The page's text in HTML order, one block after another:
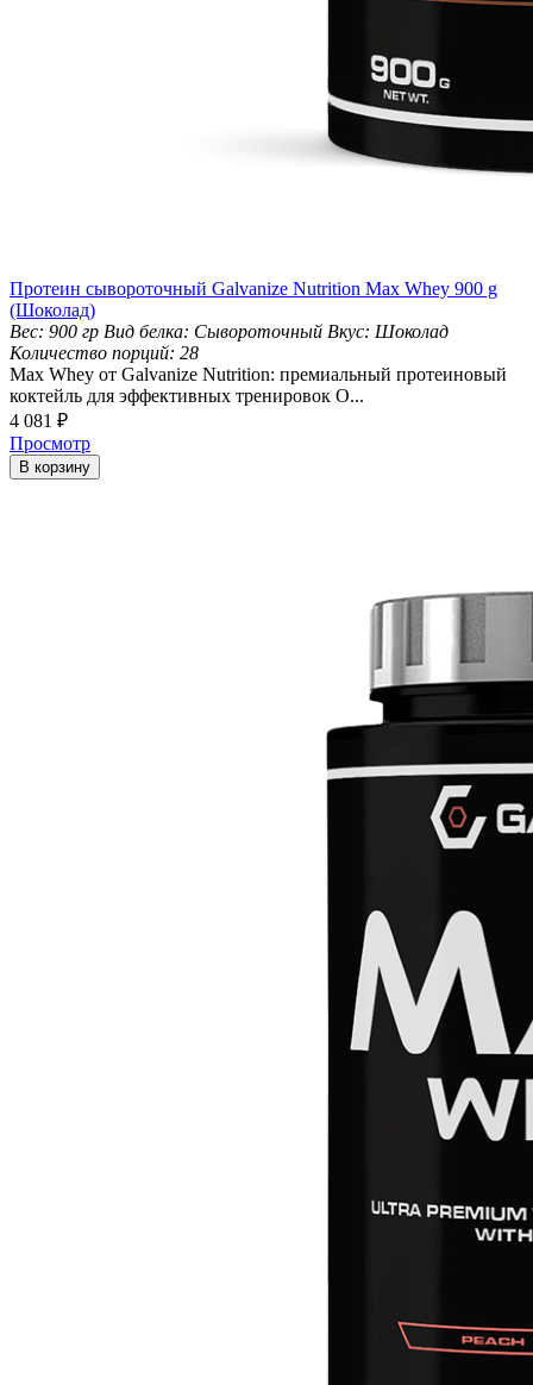
Протеин сывороточный Galvanize Nutrition Max Whey 900 g
(Шоколад)
Вес: 900 гр Вид белка: Сывороточный Вкус: Шоколад
Количество порций: 28
Max Whey от Galvanize Nutrition: премиальный протеиновый
коктейль для эффективных тренировок О...
4 081 ₽
Просмотр
В корзину